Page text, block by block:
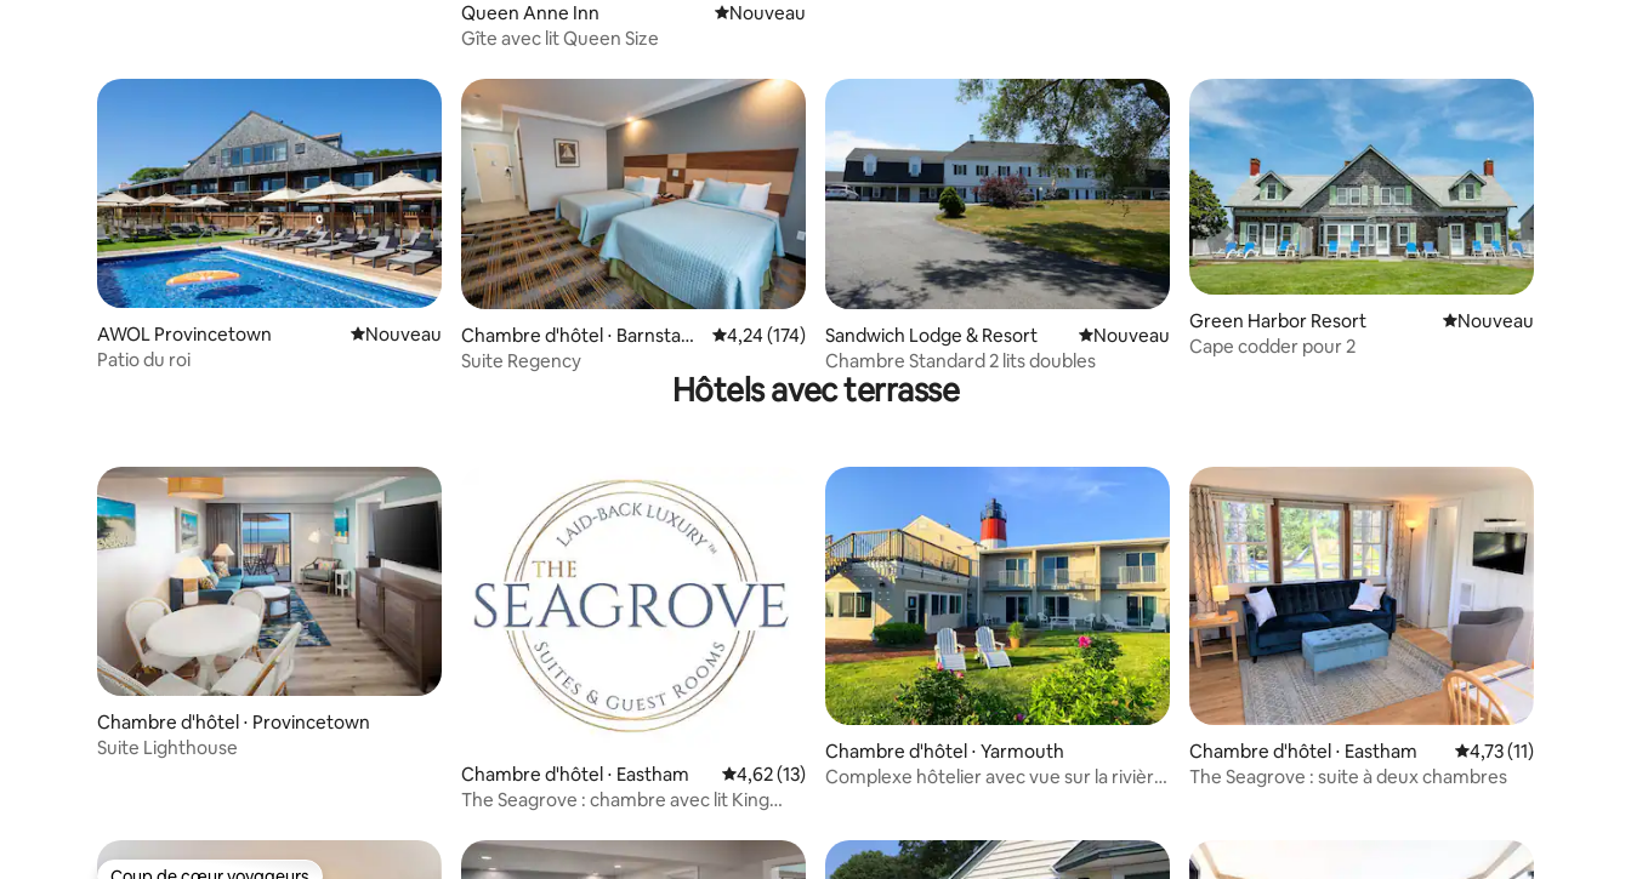
Queen Anne Inn Nouvel hébergement
Nouveau
Gîte avec lit Queen Size
AWOL Provincetown Nouvel hébergement
Nouveau
Patio du roi
Chambre d'hôtel ⋅ Barnstabl
e
Évaluation moyenne sur la base de 174 commentaires : 4,24 sur 5
4,24 (174)
Suite Regency
Sandwich Lodge & Resort Nouvel hébergement
Nouveau
Chambre Standard 2 lits doubles
Green Harbor Resort Nouvel hébergement
Nouveau
Cape codder pour 2
Hôtels avec terrasse
Chambre d'hôtel ⋅ Provincetown
Suite Lighthouse
Chambre d'hôtel ⋅ Eastham
Évaluation moyenne sur la base de 13 commentaires : 4,62 sur 5
4,62 (13)
The Seagrove : chambre avec lit King
Chambre d'hôtel ⋅ Yarmouth
Complexe hôtelier avec vue sur la rivière
Chambre d'hôtel ⋅ Eastham Évaluation moyenne
4,73 (11)
The Seagrove : suite à deux chambres